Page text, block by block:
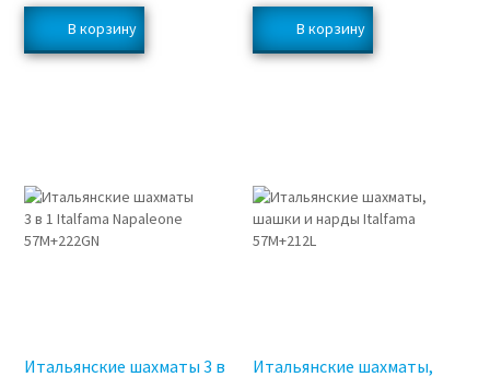
Итальянские шахматы 3 в
Итальянские шахматы,